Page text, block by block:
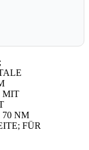
MIT
NM
FÜR